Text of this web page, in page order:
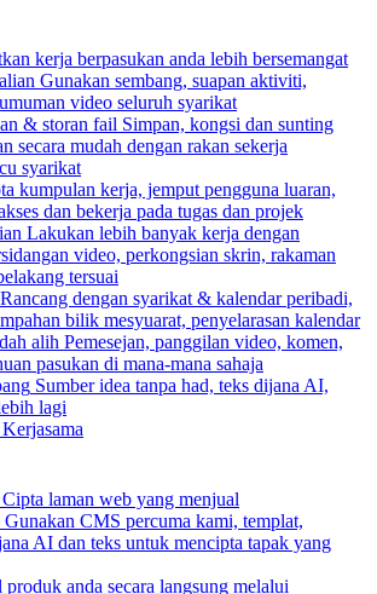
kerja berpasukan anda lebih bersemangat
Gunakan sembang, suapan aktiviti,
video seluruh syarikat
& storan fail Simpan, kongsi dan sunting
secara mudah dengan rakan sekerja
syarikat
kumpulan kerja, jemput pengguna luaran,
dan bekerja pada tugas dan projek
Lakukan lebih banyak kerja dengan
video, perkongsian skrin, rakaman
tersuai
Rancang dengan syarikat & kalendar peribadi,
bilik mesyuarat, penyelarasan kalendar
alih Pemesejan, panggilan video, komen,
pasukan di mana-mana sahaja
Sumber idea tanpa had, teks dijana AI,
lagi
Cipta laman web yang menjual
Gunakan CMS percuma kami, templat,
AI dan teks untuk mencipta tapak yang
produk anda secara langsung melalui